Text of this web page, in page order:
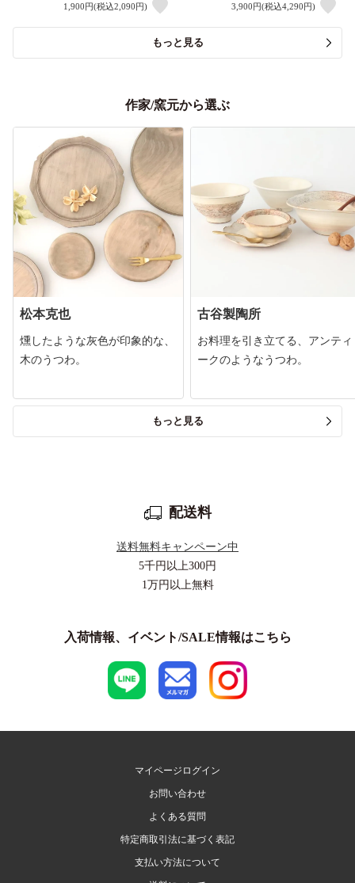
1,900円(税込2,090円) 3,900円(税込4,290円)
もっと見る
作家/窯元から選ぶ
松本克也
燻したような灰色が印象的な、
木のうつわ。
古谷製陶所
お料理を引き立てる、アンティ
ークのようなうつわ。
もっと見る
配送料
送料無料キャンペーン中
5千円以上300円
1万円以上無料
入荷情報、イベント/SALE情報はこちら
マイページログイン
お問い合わせ
よくある質問
特定商取引法に基づく表記
支払い方法について